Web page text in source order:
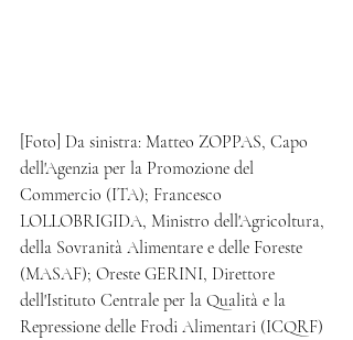
[Foto] Da sinistra: Matteo ZOPPAS, Capo
dell'Agenzia per la Promozione del
Commercio (ITA); Francesco
LOLLOBRIGIDA, Ministro dell'Agricoltura,
della Sovranità Alimentare e delle Foreste
(MASAF); Oreste GERINI, Direttore
dell'Istituto Centrale per la Qualità e la
Repressione delle Frodi Alimentari (ICQRF)